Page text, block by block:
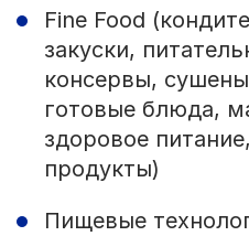
Fine Food
закуски,
консервы,
готовые блюда,
здоровое
продукты)
Пищевые